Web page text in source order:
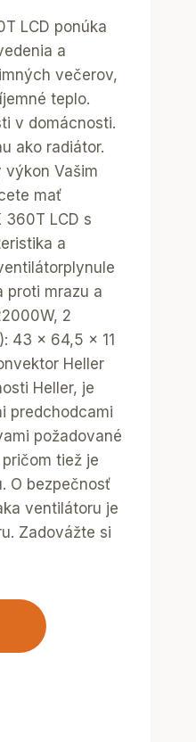
LCD ponúka
a
večerov,
teplo.
v domácnosti.
ako radiátor.
Vašim
mať
360T LCD s
a
proti mrazu a
2
43 x 64,5 x 11
Heller
Heller, je
predchodcami
požadované
tiež je
O bezpečnosť
ventilátoru je
Zadovážte si